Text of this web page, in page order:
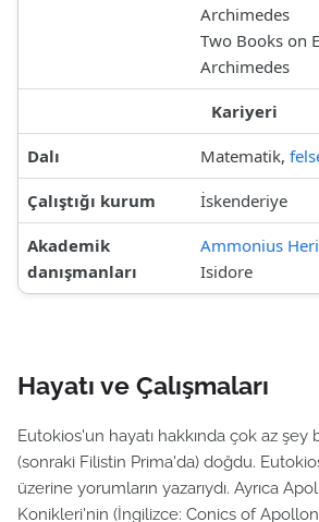
Archimedes
Two Books on
Archimedes
Kariyeri
Dalı Matematik,
Çalıştığı kurum İskenderiye
Akademik
danışmanları
Ammonius
Isidore
Hayatı ve Çalışmaları
Eutokios'un hayatı hakkında çok az şey
(sonraki Filistin Prima'da) doğdu.
üzerine yorumların yazarıydı. Ayrıca
Konikleri'nin (İngilizce: Conics of